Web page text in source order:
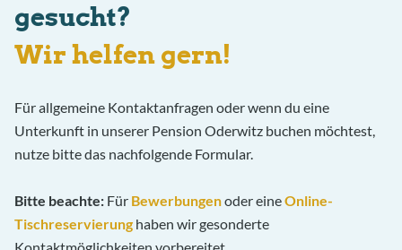
gesucht?
Wir helfen gern!
Für allgemeine Kontaktanfragen oder wenn du eine
Unterkunft in unserer Pension Oderwitz buchen möchtest,
nutze bitte das nachfolgende Formular.
Bitte beachte: Für Bewerbungenoder eineOnline-
Tischreservierung haben wir gesonderte
Kontaktmöglichkeiten vorbereitet.